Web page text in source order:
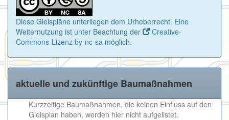
Diese Gleispläne unterliegen dem Urheberrecht. Eine
Weiternutzung ist unter Beachtung der
Creative-
Commons-Lizenz by-nc-sa möglich.
aktuelle und zukünftige Baumaßnahmen
Kurzzeitige Baumaßnahmen, die keinen Einfluss auf den
Gleisplan haben, werden hier nicht aufgelistet.